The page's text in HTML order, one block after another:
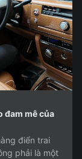
đam mê của
điển trai
phải là một